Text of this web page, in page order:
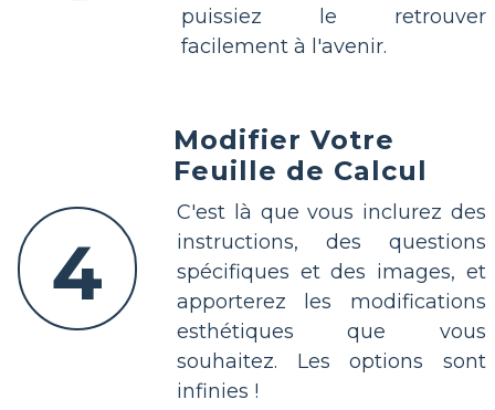
puissiez le retrouver
facilement à l'avenir.
4
Modifier Votre
Feuille de Calcul
C'est là que vous inclurez des
instructions, des questions
spécifiques et des images, et
apporterez les modifications
esthétiques que vous
souhaitez. Les options sont
infinies !